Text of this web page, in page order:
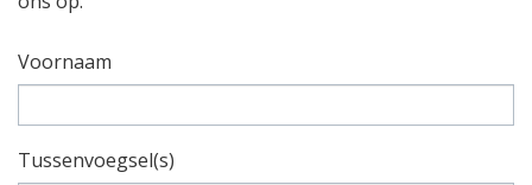
Voornaam
Tussenvoegsel(s)